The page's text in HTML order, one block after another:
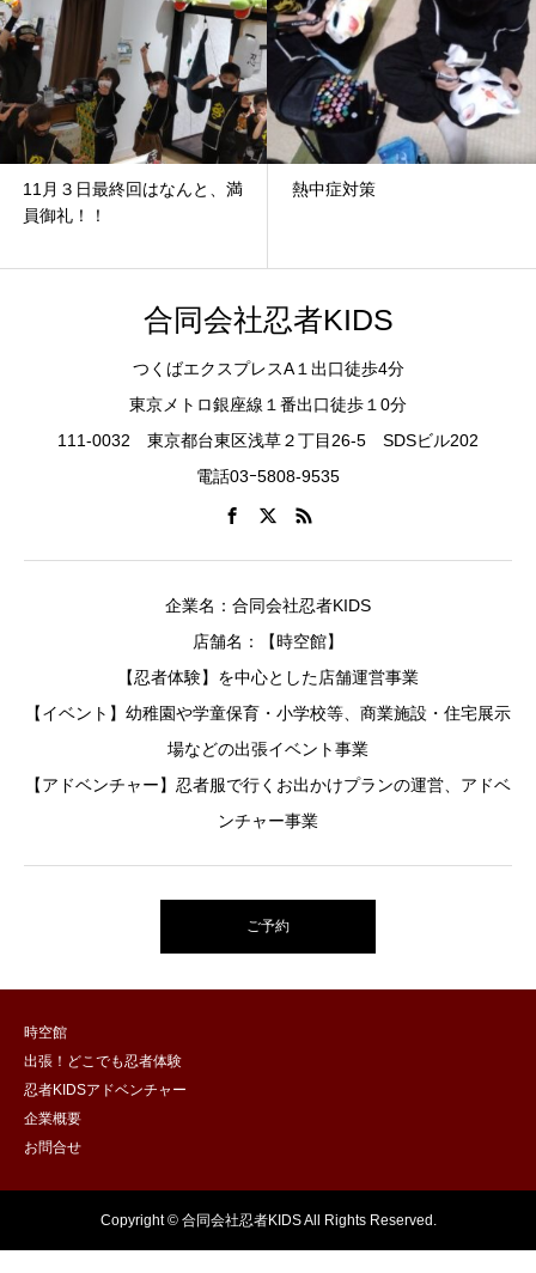
11月３日最終回はなんと、満
員御礼！！
熱中症対策
合同会社忍者KIDS
つくばエクスプレスA１出口徒歩4分
東京メトロ銀座線１番出口徒歩１0分
111-0032 東京都台東区浅草２丁目26-5 SDSビル202
電話03ｰ5808-9535
企業名：合同会社忍者KIDS
店舗名：【時空館】
【忍者体験】を中心とした店舗運営事業
【イベント】幼稚園や学童保育・小学校等、商業施設・住宅展示
場などの出張イベント事業
【アドベンチャー】忍者服で行くお出かけプランの運営、アドベ
ンチャー事業
ご予約
時空館
出張！どこでも忍者体験
忍者KIDSアドベンチャー
企業概要
お問合せ
Copyright © 合同会社忍者KIDS All Rights Reserved.